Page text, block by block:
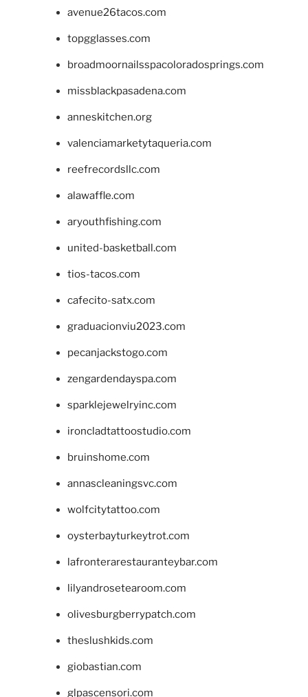
avenue26tacos.com
topgglasses.com
broadmoornailsspacoloradosprings.com
missblackpasadena.com
anneskitchen.org
valenciamarketytaqueria.com
reefrecordsllc.com
alawaffle.com
aryouthfishing.com
united-basketball.com
tios-tacos.com
cafecito-satx.com
graduacionviu2023.com
pecanjackstogo.com
zengardendayspa.com
sparklejewelryinc.com
ironcladtattoostudio.com
bruinshome.com
annascleaningsvc.com
wolfcitytattoo.com
oysterbayturkeytrot.com
lafronterarestauranteybar.com
lilyandrosetearoom.com
olivesburgberrypatch.com
theslushkids.com
giobastian.com
glpascensori.com